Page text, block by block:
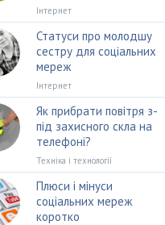
Інтернет
Статуси про молодшу
сестру для соціальних
мереж
Інтернет
Як прибрати повітря з-
під захисного скла на
телефоні?
Техніка і технології
Плюси і мінуси
соціальних мереж
коротко